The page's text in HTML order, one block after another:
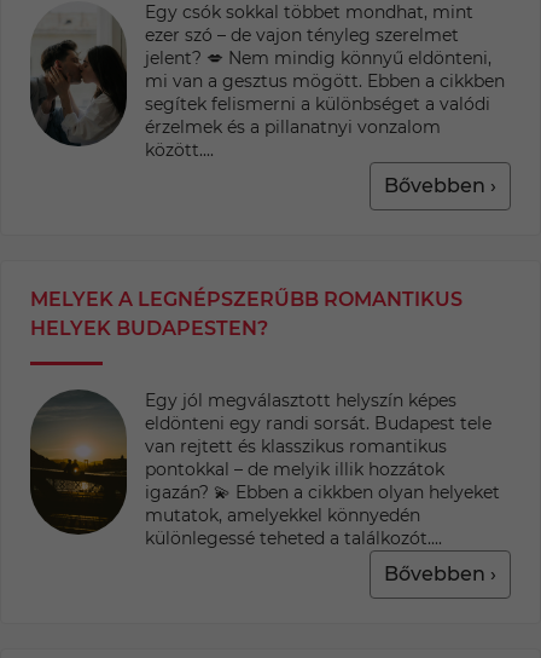
Egy csók sokkal többet mondhat, mint
ezer szó – de vajon tényleg szerelmet
jelent? 💋 Nem mindig könnyű eldönteni,
mi van a gesztus mögött. Ebben a cikkben
segítek felismerni a különbséget a valódi
érzelmek és a pillanatnyi vonzalom
között....
Bővebben ›
MELYEK A LEGNÉPSZERŰBB ROMANTIKUS
HELYEK BUDAPESTEN?
Egy jól megválasztott helyszín képes
eldönteni egy randi sorsát. Budapest tele
van rejtett és klasszikus romantikus
pontokkal – de melyik illik hozzátok
igazán? 💫 Ebben a cikkben olyan helyeket
mutatok, amelyekkel könnyedén
különlegessé teheted a találkozót....
Bővebben ›